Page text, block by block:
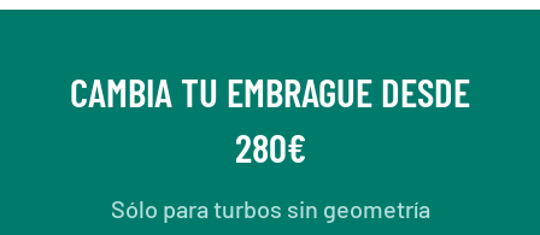
CAMBIA TU EMBRAGUE DESDE
280€
Sólo para turbos sin geometría